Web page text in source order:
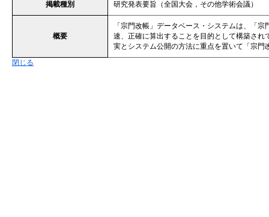
掲載種別 研究発表要旨（全国大会，その他学術会議）
概要
「宗門改帳」データベース・システムは、「
速、正確に算出することを目的として構築さ
実とシステム公開の方法に重点を置いて「宗
閉じる